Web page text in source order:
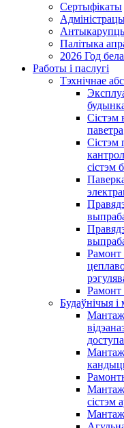
Сертыфікаты
Палітыка
2026 Год
Работы і паслугі
Тэхнічнае
Сістэм
паветра
Сістэм
сістэм
Рамонт
Рамонт
Будаўнічыя
Мантаж
Мантаж
сістэм